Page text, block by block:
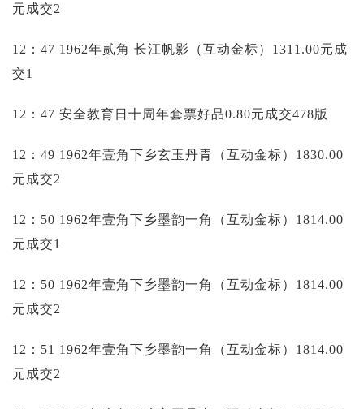
元成交2
12：47 1962年贰角 长江帆影（互动金标）1311.00元成
交1
12：47 安全教育日十周年套票好品0.80元成交478版
12：49 1962年壹角下乡玄玉丹青（互动金标）1830.00
元成交2
12：50 1962年壹角下乡墨韵一角（互动金标）1814.00
元成交1
12：50 1962年壹角下乡墨韵一角（互动金标）1814.00
元成交2
12：51 1962年壹角下乡墨韵一角（互动金标）1814.00
元成交2